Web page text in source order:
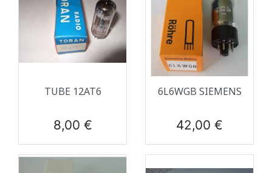
TUBE 12AT6
Prix
8,00 €
6L6WGB SIEMENS
Prix
42,00 €